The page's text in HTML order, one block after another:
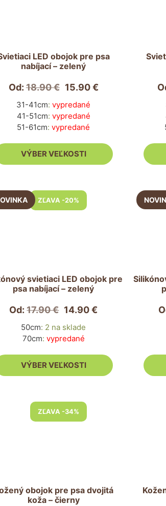
LED obojok pre psa
nabíjací – zelený
Od:18.90€ 15.90€
31-41cm:vypredané
41-51cm: vypredané
51-61cm:vypredané
VÝBER VEĽKOSTI
môžete
stránke
ZĽAVA -20%
svietiaci LED obojok pre
psa nabíjací – zelený
Od:17.90€ 14.90€
50cm: 2 na sklade
70cm: vypredané
VÝBER VEĽKOSTI
Tento
produkt
môžete
stránke
ZĽAVA -34%
obojok pre psa dvojitá
koža – čierny
môžete